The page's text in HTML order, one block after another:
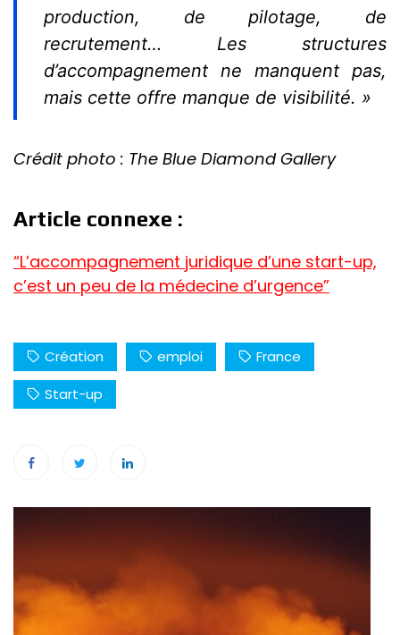
production, de pilotage, de
recrutement… Les structures
d’accompagnement ne manquent pas,
mais cette offre manque de visibilité. »
Crédit photo : The Blue Diamond Gallery
Article connexe :
“L’accompagnement juridique d’une start-up,
c’est un peu de la médecine d’urgence”
Création emploi
France
Start-up
Navigation
de
l’article